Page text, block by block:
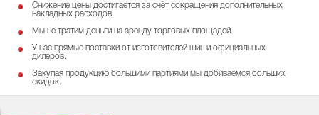
Снижение цены достигается за счёт сокращения дополнительных
накладных расходов.
Мы не тратим деньги на аренду торговых площадей.
У нас прямые поставки от изготовителей шин и официальных
дилеров.
Закупая продукцию большими партиями мы добиваемся больших
скидок.